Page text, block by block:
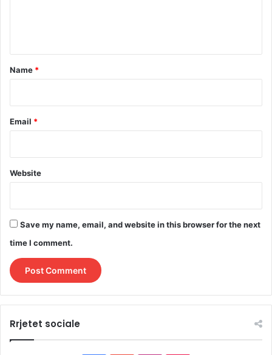
*
Name *
Email *
Website
Save my name, email, and website in this browser for the next
time I comment.
Rrjetet sociale